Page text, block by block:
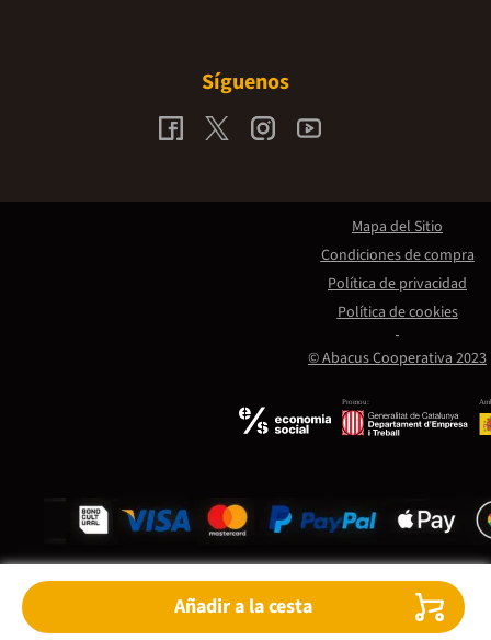
Añadir a la cesta
Síguenos
Promou:
© Abacus Cooperativa 2023
Mapa del Sitio
Condiciones de compra
Política de privacidad
Política de cookies